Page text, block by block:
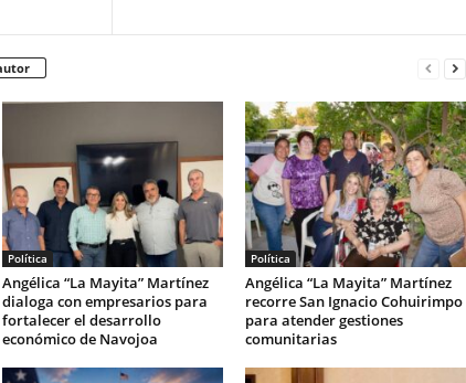
Política
Angélica “La Mayita” Martínez
dialoga con empresarios para
fortalecer el desarrollo
económico de Navojoa
Política
Angélica “La Mayita” Martínez
recorre San Ignacio Cohuirimpo
para atender gestiones
comunitarias